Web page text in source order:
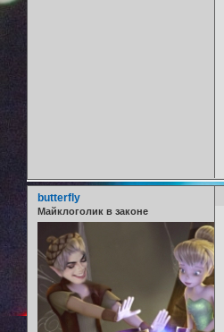
butterfly
Майклоголик в законе